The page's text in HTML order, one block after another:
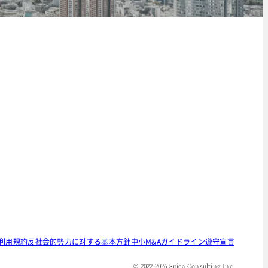
用規約反社会的勢力に対する基本方針中小M&Aガイドライン遵守宣言
© 2022-2026 Spica Consulting Inc.